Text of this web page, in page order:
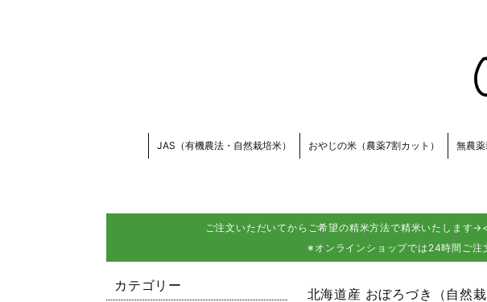
JAS（有機農法・自然栽培米） おやじの米（農薬7割カット） 無農
ご注文いただいてからご希望の精米方法で精米いたします
※オンラインショップでは24時間ご注
カテゴリー 北海道産 おぼろづき（自然栽